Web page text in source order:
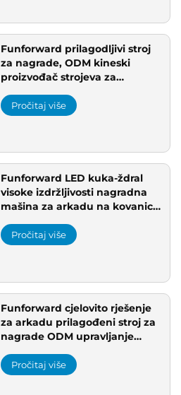
Funforward prilagodljivi stroj
za nagrade, ODM kineski
proizvođač strojeva za
igrališta
Pročitaj više
Funforward LED kuka-ždral
visoke izdržljivosti nagradna
mašina za arkadu na kovanice
rješenja za arkadu
Pročitaj više
Funforward cjelovito rješenje
za arkadu prilagođeni stroj za
nagrade ODM upravljanje
Pročitaj više